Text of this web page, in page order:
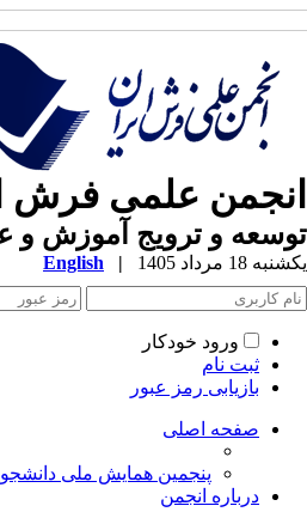
انجمن علمی فرش
توسعه و ترویج آموزش و
یکشنبه 18 مرداد 1405 |
English
ورود خودکار
ثبت نام
بازیابی رمز عبور
صفحه اصلی
پنجمین همایش ملی
درباره انجمن